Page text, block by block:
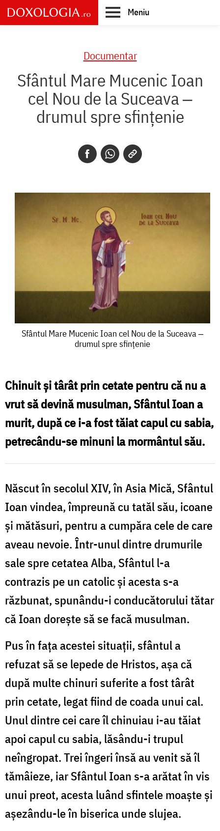
Skip
to
main
Meniu
Documentar
Sfântul Mare Mucenic Ioan
cel Nou de la Suceava ‒
drumul spre sfințenie
Sfântul
Ioan
cel
Nou
de
‒
drumul
spre
Sfântul Mare Mucenic Ioan cel Nou de la Suceava ‒
drumul spre sfințenie
Chinuit și târât prin cetate pentru că nu a
vrut să devină musulman, Sfântul Ioan a
murit, după ce i-a fost tăiat capul cu sabia,
petrecându-se minuni la mormântul său.
Născut în secolul XIV, în Asia Mică, Sfântul
Ioan vindea, împreună cu tatăl său, icoane
și mătăsuri, pentru a cumpăra cele de care
aveau nevoie. Într-unul dintre drumurile
sale spre cetatea Alba, Sfântul l-a
contrazis pe un catolic și acesta s-a
răzbunat, spunându-i conducătorului tătar
că Ioan dorește să se facă musulman.
Pus în fața acestei situații, sfântul a
refuzat să se lepede de Hristos, așa că
după multe chinuri suferite a fost târât
prin cetate, legat fiind de coada unui cal.
Unul dintre cei care îl chinuiau i-au tăiat
apoi capul cu sabia, lăsându-i trupul
neîngropat. Trei îngeri însă au venit să îl
tămâieze, iar Sfântul Ioan s-a arătat în vis
unui preot, acesta luând sfintele moaște și
așezându-le în biserica unde slujea.